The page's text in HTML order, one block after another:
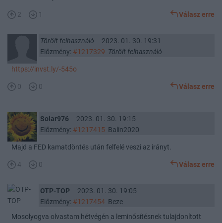
2 1 Válasz erre
Törölt felhasználó
2023. 01. 30. 19:31
Előzmény: #1217329 Törölt felhasználó
https://invst.ly/-545o
0 0 Válasz erre
Solar976
2023. 01. 30. 19:15
Előzmény: #1217415 Balin2020
Majd a FED kamatdöntés után felfelé veszi az irányt.
4 0 Válasz erre
OTP-TOP
2023. 01. 30. 19:05
Előzmény: #1217454Beze
Mosolyogva olvastam hétvégén a leminősítésnek tulajdonított